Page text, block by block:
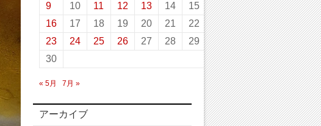
9
10 11 12 13 14
15
16
17 18 19 20 21
22
23
24 25 26 27 28
29
30
« 5月 7月 »
アーカイブ